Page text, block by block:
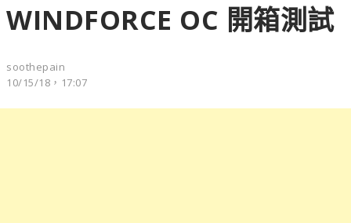
WINDFORCE OC 開箱測試
soothepain
10/15/18，17:07